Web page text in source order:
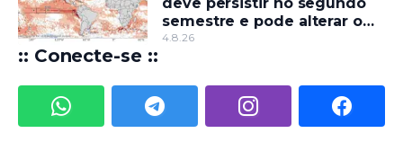
deve persistir no segundo
semestre e pode alterar o
regime de chuvas
4.8.26
:: Conecte-se ::